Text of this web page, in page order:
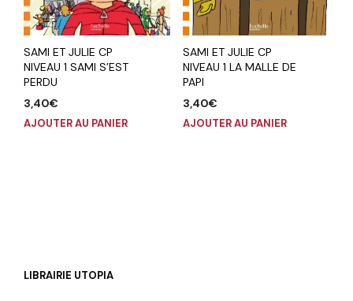
SAMI ET JULIE CP
NIVEAU 1 SAMI S’EST
PERDU
3,40€
AJOUTER AU PANIER
SAMI ET JULIE CP
NIVEAU 1 LA MALLE DE
PAPI
3,40€
AJOUTER AU PANIER
LIBRAIRIE UTOPIA